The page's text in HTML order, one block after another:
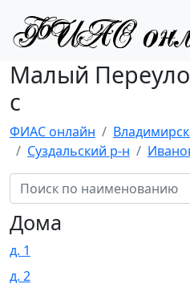
Малый
с
ФИАС онлайн
Суздальский р-н
Дома
д. 1
д. 2